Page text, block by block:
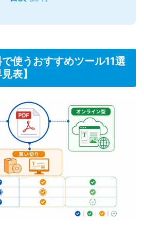
使うおすすめツール11選
表】